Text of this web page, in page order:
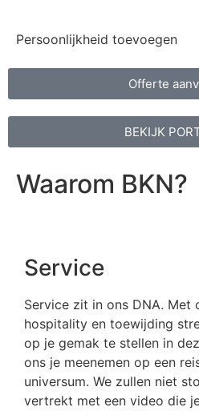
Persoonlijkheid toevoegen
Offerte
BEKIJK
Waarom BKN?
Service
Service zit in ons DNA. Met
hospitality en toewijding
op je gemak te stellen in
ons je meenemen op een
universum. We zullen niet
vertrekt met een video die